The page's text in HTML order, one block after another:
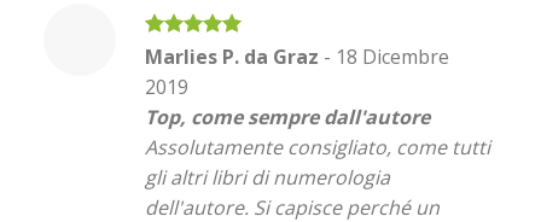
Valutato 5
Marlies P. da Graz - 18 Dicembre
2019
Top, come sempre dall'autore
Assolutamente consigliato, come tutti
gli altri libri di numerologia
dell'autore. Si capisce perché un